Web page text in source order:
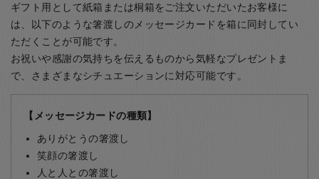
ギフト用として紙箱または桐箱をご注文いただいたお客様に
は、以下のような箸渡しのメッセージカードを箱に同封してい
ただくことが可能です。
お祝いや感謝の気持ちを伝えるものから気軽なプレゼントま
で、さまざまなシチュエーションに対応可能です。
【メッセージカードの種類】
ありがとうの箸渡し
笑顔の箸渡し
人と人との箸渡し